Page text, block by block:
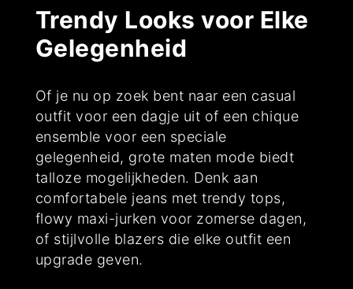
Trendy Looks voor Elke
Gelegenheid
Of je nu op zoek bent naar een casual
outfit voor een dagje uit of een chique
ensemble voor een speciale
gelegenheid, grote maten mode biedt
talloze mogelijkheden. Denk aan
comfortabele jeans met trendy tops,
flowy maxi-jurken voor zomerse dagen,
of stijlvolle blazers die elke outfit een
upgrade geven.